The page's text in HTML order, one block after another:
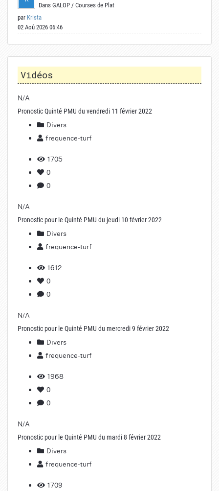
Dans GALOP / Courses de Plat
par Krista
02 Aoû 2026 06:46
Vidéos
N/A
Pronostic Quinté PMU du vendredi 11 février 2022
Divers
frequence-turf
1705
0
0
N/A
Pronostic pour le Quinté PMU du jeudi 10 février 2022
Divers
frequence-turf
1612
0
0
N/A
Pronostic pour le Quinté PMU du mercredi 9 février 2022
Divers
frequence-turf
1968
0
0
N/A
Pronostic pour le Quinté PMU du mardi 8 février 2022
Divers
frequence-turf
1709